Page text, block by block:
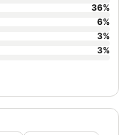
36%
6%
3%
3%